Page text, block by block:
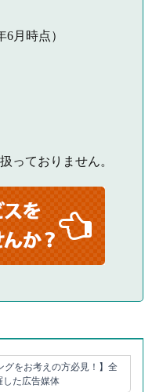
6月時点）
っておりません。
グをお考えの方必見！】全
した広告媒体